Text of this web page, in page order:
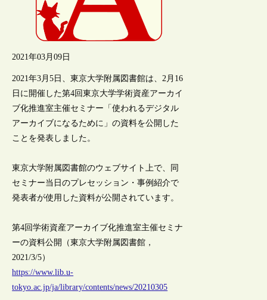
2021年03月09日
2021年3月5日、東京大学附属図書館は、2月16
日に開催した第4回東京大学学術資産アーカイ
ブ化推進室主催セミナー「使われるデジタル
アーカイブになるために」の資料を公開した
ことを発表しました。
東京大学附属図書館のウェブサイト上で、同
セミナー当日のプレセッション・事例紹介で
発表者が使用した資料が公開されています。
第4回学術資産アーカイブ化推進室主催セミナ
ーの資料公開（東京大学附属図書館，
2021/3/5）
https://www.lib.u-
tokyo.ac.jp/ja/library/contents/news/20210305